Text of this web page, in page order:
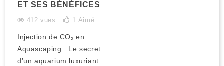
ET SES BÉNÉFICES
412 vues 1 Aimé
Injection de CO₂ en
Aquascaping : Le secret
d’un aquarium luxuriant